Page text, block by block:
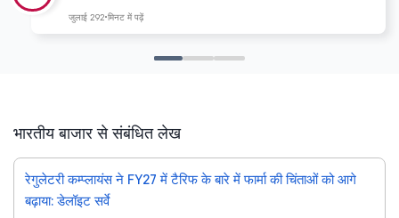
जुलाई 292 मिनट में पढ़ें
भारतीय बाजार से संबंधित लेख
रेगुलेटरी कम्प्लायंस ने FY27 में टैरिफ के बारे में फार्मा की चिंताओं को आगे
बढ़ाया: डेलॉइट सर्वे